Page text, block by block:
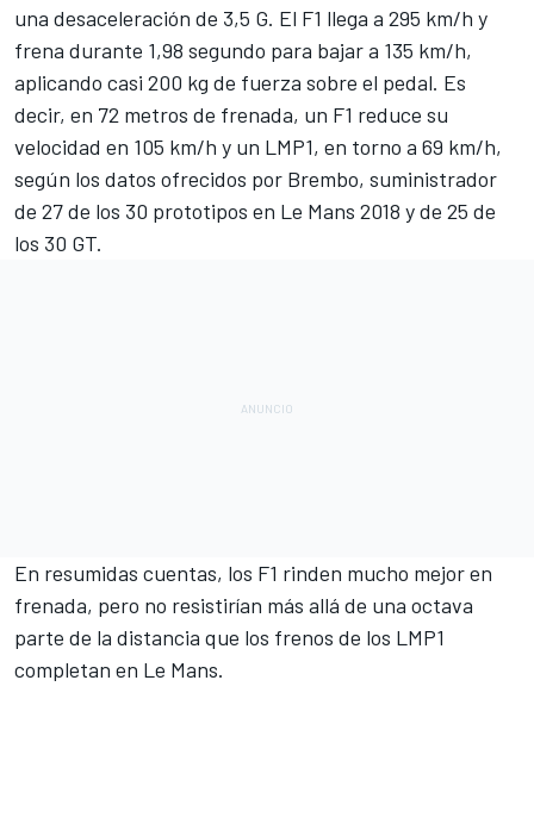
una desaceleración de 3,5 G. El F1 llega a 295 km/h y
frena durante 1,98 segundo para bajar a 135 km/h,
aplicando casi 200 kg de fuerza sobre el pedal. Es
decir, en 72 metros de frenada, un F1 reduce su
velocidad en 105 km/h y un LMP1, en torno a 69 km/h,
según los datos ofrecidos por Brembo, suministrador
de 27 de los 30 prototipos en Le Mans 2018 y de 25 de
los 30 GT.
En resumidas cuentas, los F1 rinden mucho mejor en
frenada, pero no resistirían más allá de una octava
parte de la distancia que los frenos de los LMP1
completan en Le Mans.